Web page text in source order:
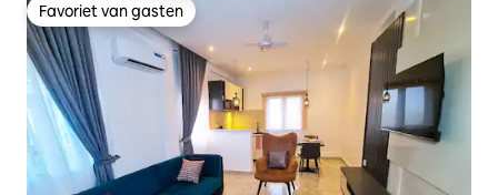
Favoriet van gasten
Favoriet van gasten